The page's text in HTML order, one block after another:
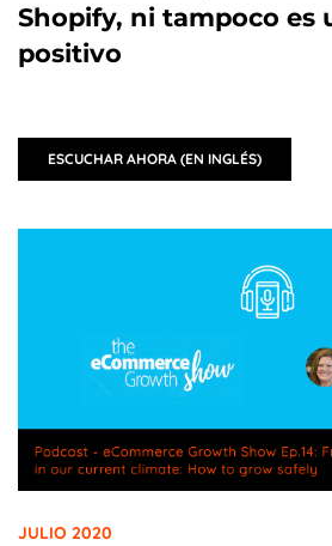
Shopify, ni tampoco es
positivo
ESCUCHAR AHORA (EN INGLÉS)
JULIO 2020